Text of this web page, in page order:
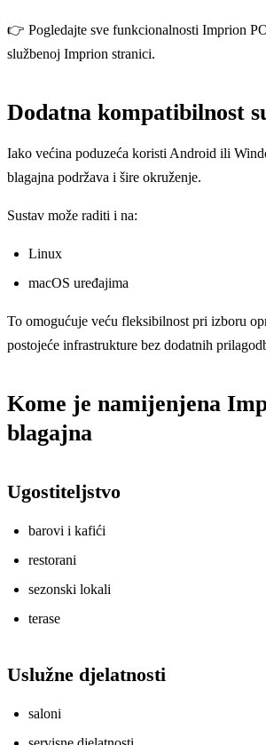
👉 Pogledajte sve funkcionalnosti Imprion
službenoj Imprion stranici.
Dodatna kompatibilnost
Iako većina poduzeća koristi Android ili
blagajna podržava i šire okruženje.
Sustav može raditi i na:
Linux
macOS uređajima
To omogućuje veću fleksibilnost pri izboru
postojeće infrastrukture bez dodatnih
Kome je namijenjena
blagajna
Ugostiteljstvo
barovi i kafići
restorani
sezonski lokali
terase
Uslužne djelatnosti
saloni